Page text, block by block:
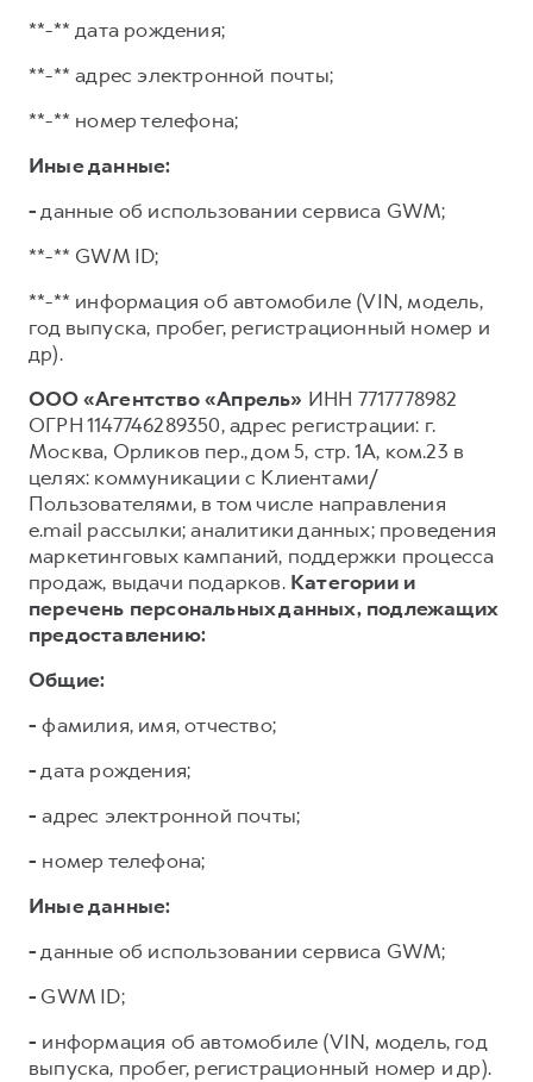
**-** дата рождения;
**-** адрес электронной почты;
**-** номер телефона;
Иные данные:
-данные об использовании сервиса GWM;
**-** GWM ID;
**-** информация об автомобиле (VIN, модель,
год выпуска, пробег, регистрационный номер и
др).
ООО «Агентство «Апрель» ИНН 7717778982
ОГРН 1147746289350, адрес регистрации: г.
Москва, Орликов пер., дом 5, стр. 1А, ком.23 в
целях: коммуникации с Клиентами/
Пользователями, в том числе направления
e.mail рассылки; аналитики данных; проведения
маркетинговых кампаний, поддержки процесса
продаж, выдачи подарков. Категории и
перечень персональных данных, подлежащих
предоставлению:
Общие:
- фамилия, имя, отчество;
-дата рождения;
- адрес электронной почты;
- номер телефона;
Иные данные:
-данные об использовании сервиса GWM;
- GWM ID;
- информация об автомобиле (VIN, модель, год
выпуска, пробег, регистрационный номер и др).